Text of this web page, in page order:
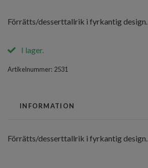
Förrätts/desserttallrik i fyrkantig design.
I lager.
Artikelnummer: 2531
INFORMATION
Förrätts/desserttallrik i fyrkantig design.